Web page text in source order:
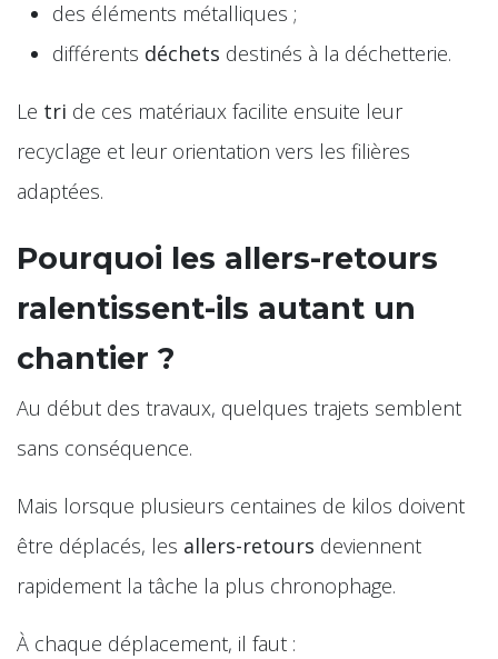
des éléments métalliques ;
différents déchets destinés à la déchetterie.
Le tri de ces matériaux facilite ensuite leur
recyclage et leur orientation vers les filières
adaptées.
Pourquoi les allers-retours
ralentissent-ils autant un
chantier ?
Au début des travaux, quelques trajets semblent
sans conséquence.
Mais lorsque plusieurs centaines de kilos doivent
être déplacés, les allers-retours deviennent
rapidement la tâche la plus chronophage.
À chaque déplacement, il faut :